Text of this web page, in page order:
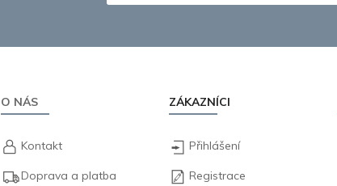
O NÁS
Kontakt
Doprava a platba
ZÁKAZNÍCI
Přihlášení
Registrace